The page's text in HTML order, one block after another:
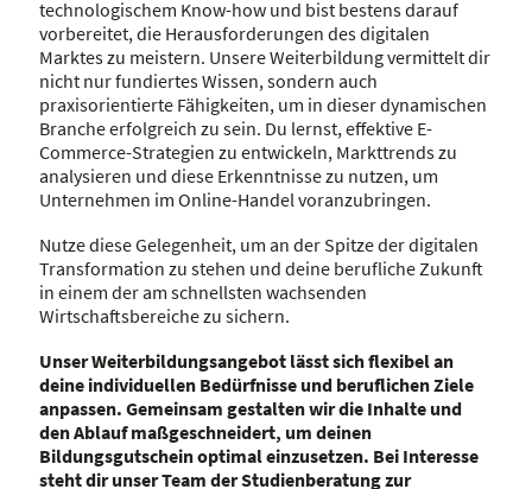
technologischem Know-how und bist bestens darauf
vorbereitet, die Herausforderungen des digitalen
Marktes zu meistern. Unsere Weiterbildung vermittelt dir
nicht nur fundiertes Wissen, sondern auch
praxisorientierte Fähigkeiten, um in dieser dynamischen
Branche erfolgreich zu sein. Du lernst, effektive E-
Commerce-Strategien zu entwickeln, Markttrends zu
analysieren und diese Erkenntnisse zu nutzen, um
Unternehmen im Online-Handel voranzubringen.
Nutze diese Gelegenheit, um an der Spitze der digitalen
Transformation zu stehen und deine berufliche Zukunft
in einem der am schnellsten wachsenden
Wirtschaftsbereiche zu sichern.
Unser Weiterbildungsangebot lässt sich flexibel an
deine individuellen Bedürfnisse und beruflichen Ziele
anpassen. Gemeinsam gestalten wir die Inhalte und
den Ablauf maßgeschneidert, um deinen
Bildungsgutschein optimal einzusetzen. Bei Interesse
steht dir unser Team der Studienberatung zur